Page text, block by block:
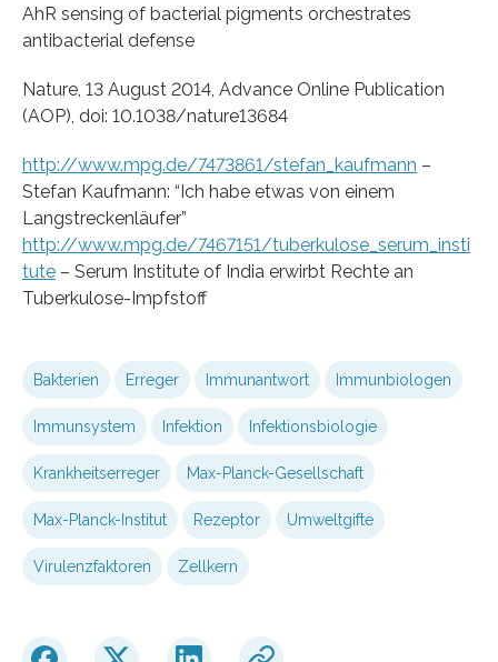
AhR sensing of bacterial pigments orchestrates
antibacterial defense
Nature, 13 August 2014, Advance Online Publication
(AOP), doi: 10.1038/nature13684
http://www.mpg.de/7473861/stefan_kaufmann –
Stefan Kaufmann: “Ich habe etwas von einem
Langstreckenläufer”
http://www.mpg.de/7467151/tuberkulose_serum_insti
tute – Serum Institute of India erwirbt Rechte an
Tuberkulose-Impfstoff
Bakterien Erreger Immunantwort Immunbiologen
Immunsystem Infektion Infektionsbiologie
Krankheitserreger Max-Planck-Gesellschaft
Max-Planck-Institut Rezeptor Umweltgifte
Virulenzfaktoren Zellkern